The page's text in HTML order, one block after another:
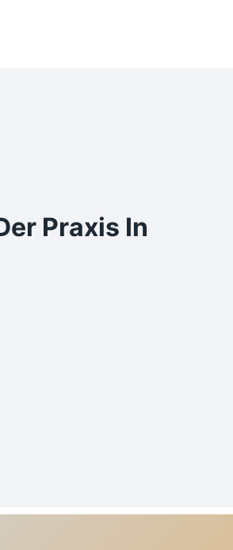
Praxis In